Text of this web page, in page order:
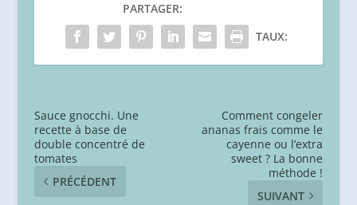
PARTAGER:
TAUX:
Sauce gnocchi. Une
recette à base de
double concentré de
tomates
PRÉCÉDENT
Comment congeler
ananas frais comme le
cayenne ou l’extra
sweet ? La bonne
méthode !
SUIVANT